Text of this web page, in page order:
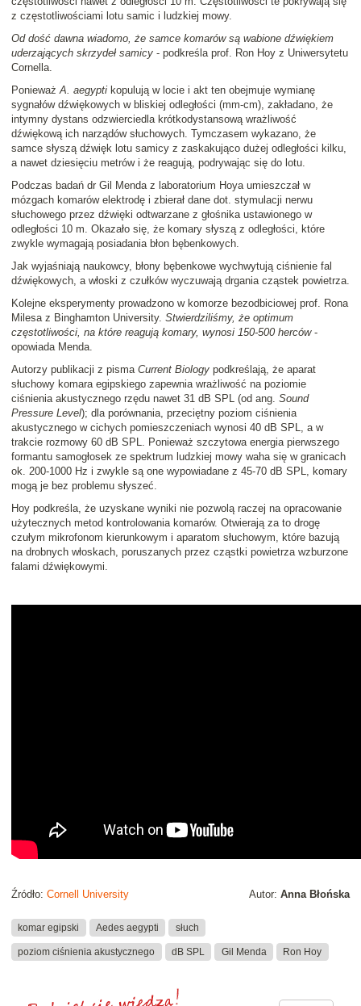
z częstotliwościami lotu samic i ludzkiej mowy.
Od dość dawna wiadomo, że samce komarów są wabione dźwiękiem
uderzających skrzydeł samicy - podkreśla prof. Ron Hoy z Uniwersytetu
Cornella.
PonieważA. aegypti kopulują w locie i akt ten obejmuje wymianę
sygnałów dźwiękowych w bliskiej odległości (mm-cm), zakładano, że
intymny dystans odzwierciedla krótkodystansową wrażliwość
dźwiękową ich narządów słuchowych. Tymczasem wykazano, że
samce słyszą dźwięk lotu samicy z zaskakująco dużej odległości kilku,
a nawet dziesięciu metrów i że reagują, podrywając się do lotu.
Podczas badań dr Gil Menda z laboratorium Hoya umieszczał w
mózgach komarów elektrodę i zbierał dane dot. stymulacji nerwu
słuchowego przez dźwięki odtwarzane z głośnika ustawionego w
odległości 10 m. Okazało się, że komary słyszą z odległości, które
zwykle wymagają posiadania błon bębenkowych.
Jak wyjaśniają naukowcy, błony bębenkowe wychwytują ciśnienie fal
dźwiękowych, a włoski z czułków wyczuwają drgania cząstek powietrza.
Kolejne eksperymenty prowadzono w komorze bezodbiciowej prof. Rona
Milesa z Binghamton University. Stwierdziliśmy, że optimum
częstotliwości, na które reagują komary, wynosi 150-500 herców-
opowiada Menda.
Autorzy publikacji z pisma Current Biology podkreślają, że aparat
słuchowy komara egipskiego zapewnia wrażliwość na poziomie
ciśnienia akustycznego rzędu nawet 31 dB SPL (od ang. Sound
Pressure Level); dla porównania, przeciętny poziom ciśnienia
akustycznego w cichych pomieszczeniach wynosi 40 dB SPL, a w
trakcie rozmowy 60 dB SPL. Ponieważ szczytowa energia pierwszego
formantu samogłosek ze spektrum ludzkiej mowy waha się w granicach
ok. 200-1000 Hz i zwykle są one wypowiadane z 45-70 dB SPL, komary
mogą je bez problemu słyszeć.
Hoy podkreśla, że uzyskane wyniki nie pozwolą raczej na opracowanie
użytecznych metod kontrolowania komarów. Otwierają za to drogę
czułym mikrofonom kierunkowym i aparatom słuchowym, które bazują
na drobnych włoskach, poruszanych przez cząstki powietrza wzburzone
falami dźwiękowymi.
Autor: Anna Błońska
Źródło: Cornell University
komar egipski Aedes aegypti słuch
poziom ciśnienia akustycznego dB SPL Gil Menda Ron Hoy